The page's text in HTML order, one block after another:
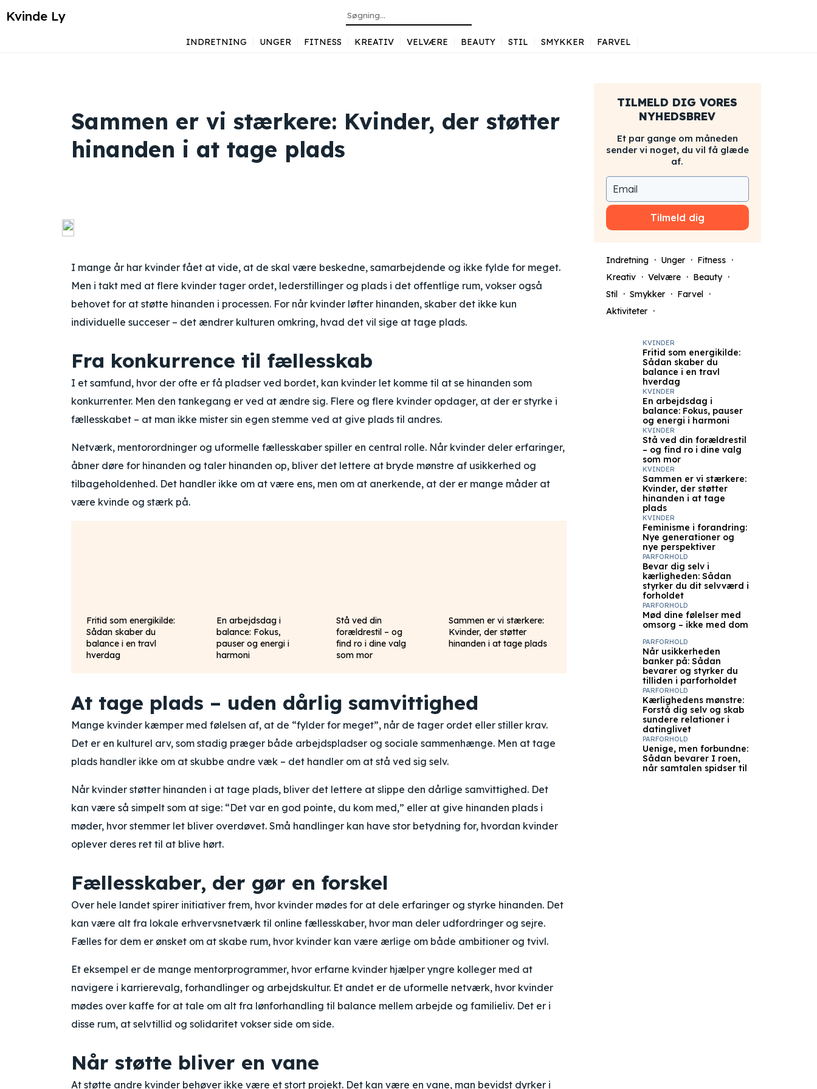
Kvinde Ly
INDRETNING UNGER FITNESS KREATIV VELVÆRE BEAUTY STIL SMYKKER FARVEL
Sammen er vi stærkere: Kvinder, der støtter
hinanden i at tage plads
I mange år har kvinder fået at vide, at de skal være beskedne, samarbejdende og ikke fylde for meget.
Men i takt med at flere kvinder tager ordet, lederstillinger og plads i det offentlige rum, vokser også
behovet for at støtte hinanden i processen. For når kvinder løfter hinanden, skaber det ikke kun
individuelle succeser – det ændrer kulturen omkring, hvad det vil sige at tage plads.
Fra konkurrence til fællesskab
I et samfund, hvor der ofte er få pladser ved bordet, kan kvinder let komme til at se hinanden som
konkurrenter. Men den tankegang er ved at ændre sig. Flere og flere kvinder opdager, at der er styrke i
fællesskabet – at man ikke mister sin egen stemme ved at give plads til andres.
Netværk, mentorordninger og uformelle fællesskaber spiller en central rolle. Når kvinder deler erfaringer,
åbner døre for hinanden og taler hinanden op, bliver det lettere at bryde mønstre af usikkerhed og
tilbageholdenhed. Det handler ikke om at være ens, men om at anerkende, at der er mange måder at
være kvinde og stærk på.
Fritid som energikilde:
Sådan skaber du
balance i en travl
hverdag
En arbejdsdag i
balance: Fokus,
pauser og energi i
harmoni
Stå ved din
forældrestil – og
find ro i dine valg
som mor
Sammen er vi stærkere:
Kvinder, der støtter
hinanden i at tage plads
At tage plads – uden dårlig samvittighed
Mange kvinder kæmper med følelsen af, at de “fylder for meget”, når de tager ordet eller stiller krav.
Det er en kulturel arv, som stadig præger både arbejdspladser og sociale sammenhænge. Men at tage
plads handler ikke om at skubbe andre væk – det handler om at stå ved sig selv.
Når kvinder støtter hinanden i at tage plads, bliver det lettere at slippe den dårlige samvittighed. Det
kan være så simpelt som at sige: “Det var en god pointe, du kom med,” eller at give hinanden plads i
møder, hvor stemmer let bliver overdøvet. Små handlinger kan have stor betydning for, hvordan kvinder
oplever deres ret til at blive hørt.
Fællesskaber, der gør en forskel
Over hele landet spirer initiativer frem, hvor kvinder mødes for at dele erfaringer og styrke hinanden. Det
kan være alt fra lokale erhvervsnetværk til online fællesskaber, hvor man deler udfordringer og sejre.
Fælles for dem er ønsket om at skabe rum, hvor kvinder kan være ærlige om både ambitioner og tvivl.
Et eksempel er de mange mentorprogrammer, hvor erfarne kvinder hjælper yngre kolleger med at
navigere i karrierevalg, forhandlinger og arbejdskultur. Et andet er de uformelle netværk, hvor kvinder
mødes over kaffe for at tale om alt fra lønforhandling til balance mellem arbejde og familieliv. Det er i
disse rum, at selvtillid og solidaritet vokser side om side.
Når støtte bliver en vane
At støtte andre kvinder behøver ikke være et stort projekt. Det kan være en vane, man bevidst dyrker i
TILMELD DIG VORES
NYHEDSBREV
Et par gange om måneden
sender vi noget, du vil få glæde
af.
Tilmeld dig
Indretning Unger
Fitness
Kreativ
Velvære
Beauty
Stil
Smykker
Farvel
Aktiviteter
Fritid som energikilde:
Sådan skaber du
balance i en travl
hverdag
KVINDER
En arbejdsdag i
balance: Fokus, pauser
og energi i harmoni
KVINDER
Stå ved din forældrestil
– og find ro i dine valg
som mor
KVINDER
Sammen er vi stærkere:
Kvinder, der støtter
hinanden i at tage
plads
KVINDER
Feminisme i forandring:
Nye generationer og
nye perspektiver
KVINDER
Bevar dig selv i
kærligheden: Sådan
styrker du dit selvværd i
forholdet
PARFORHOLD
Mød dine følelser med
omsorg – ikke med dom
PARFORHOLD
Når usikkerheden
banker på: Sådan
bevarer og styrker du
tilliden i parforholdet
PARFORHOLD
Kærlighedens mønstre:
Forstå dig selv og skab
sundere relationer i
datinglivet
PARFORHOLD
Uenige, men forbundne:
Sådan bevarer I roen,
når samtalen spidser til
PARFORHOLD